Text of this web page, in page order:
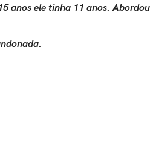
anos ele tinha 11 anos.